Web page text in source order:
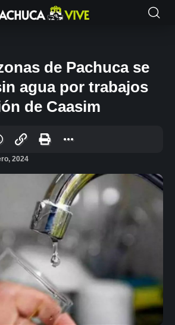
de Pachuca se
agua por trabajos
de Caasim
2024